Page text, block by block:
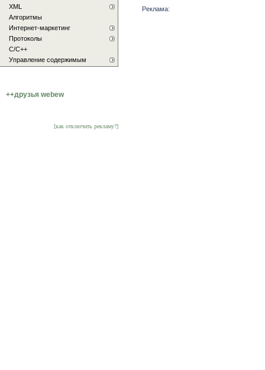
Реклама:
XML
Алгоритмы
Интернет-маркетинг
Протоколы
С/C++
Управление содержимым
++друзья webew
[как отключить рекламу?]